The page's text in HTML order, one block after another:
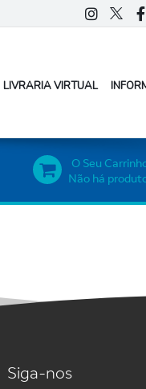
LIVRARIA VIRTUAL
O Seu
Não há
Siga-nos